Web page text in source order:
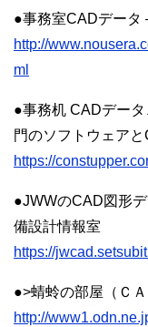
●事務室CADデータ
http://
ml
●事務机 CADデー
門のソフトウェア
https://
●JWWのCAD図形
備設計情報室
https://
●>蜻蛉の部屋（Ｃ
http://